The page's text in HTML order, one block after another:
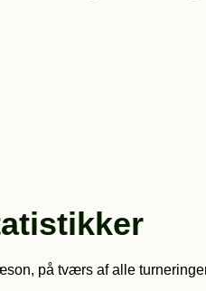
på tværs af alle